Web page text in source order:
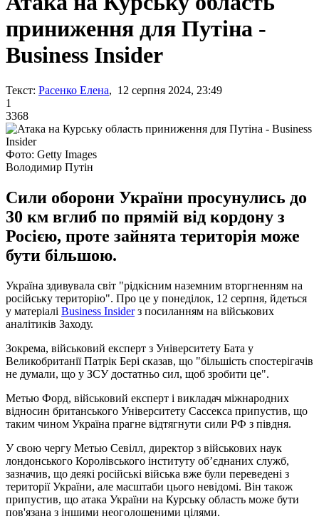
приниження для Путіна -
Business Insider
Текст: Расенко Елена, 12 серпня 2024, 23:49
1
3368
Фото: Getty Images
Володимир Путін
Сили оборони України просунулись до
30 км вглиб по прямій від кордону з
Росією, проте зайнята територія може
бути більшою.
Україна здивувала світ "рідкісним наземним вторгненням на
російську територію". Про це у понеділок, 12 серпня, йдеться
у матеріалі Business Insiderз посиланням на військових
аналітиків Заходу.
Зокрема, військовий експерт з Університету Бата у
Великобританії Патрік Бері сказав, що "більшість спостерігачів
не думали, що у ЗСУ достатньо сил, щоб зробити це".
Метью Форд, військовий експерт і викладач міжнародних
відносин британського Університету Сассекса припустив, що
таким чином Україна прагне відтягнути сили РФ з півдня.
У свою чергу Метью Севілл, директор з військових наук
лондонського Королівського інституту об’єднаних служб,
зазначив, що деякі російські війська вже були переведені з
території України, але масштаби цього невідомі. Він також
припустив, що атака України на Курську область може бути
пов'язана з іншими неоголошеними цілями.